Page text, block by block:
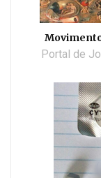
Portal de